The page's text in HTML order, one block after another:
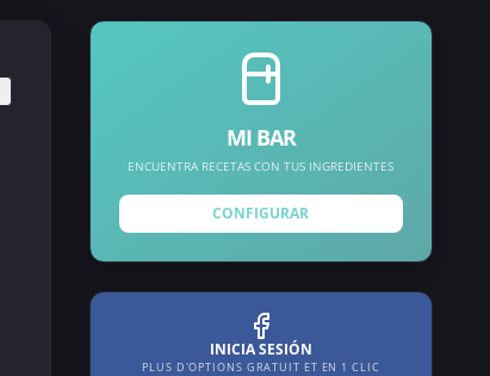
MI BAR
ENCUENTRA RECETAS CON TUS INGREDIENTES
CONFIGURAR
INICIA SESIÓN
PLUS D'OPTIONS GRATUIT ET EN 1 CLIC